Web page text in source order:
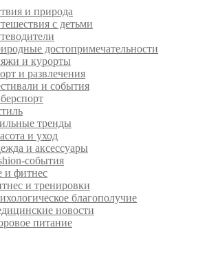
и природа
с детьми
достопримечательности
и курорты
и развлечения
и события
тренды
и уход
и аксессуары
события
и фитнес
и тренировки
благополучие
новости
питание